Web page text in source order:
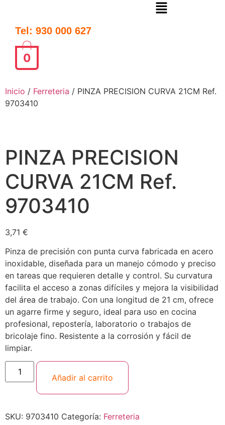
Tel: 930 000 627
0
Inicio / Ferreteria / PINZA PRECISION CURVA 21CM Ref.
9703410
PINZA PRECISION
CURVA 21CM Ref.
9703410
3,71 €
Pinza de precisión con punta curva fabricada en acero
inoxidable, diseñada para un manejo cómodo y preciso
en tareas que requieren detalle y control. Su curvatura
facilita el acceso a zonas difíciles y mejora la visibilidad
del área de trabajo. Con una longitud de 21 cm, ofrece
un agarre firme y seguro, ideal para uso en cocina
profesional, repostería, laboratorio o trabajos de
bricolaje fino. Resistente a la corrosión y fácil de
limpiar.
Añadir al carrito
SKU: 9703410 Categoría: Ferreteria